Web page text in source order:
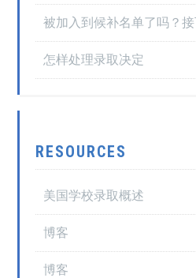
被加入到候补名单了吗？
怎样处理录取决定
RESOURCES
美国学校录取概述
博客
博客